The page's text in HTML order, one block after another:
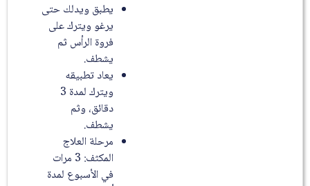
يطبق ويدلك حتى
يرغو ويترك على
فروة الرأس ثم
يشطف.
يعاد تطبيقه
ويترك لمدة 3
دقائق، وثم
يشطف.
مرحلة العلاج
المكثف: 3 مرات
في الأسبوع لمدة